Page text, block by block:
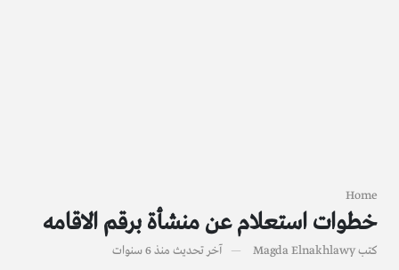
Home
خطوات استعلام عن منشأة برقم الاقامه
كتبMagda Elnakhlawy آخر تحديث منذ 6 سنوات